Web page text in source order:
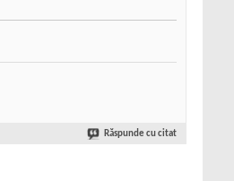
Răspunde cu citat